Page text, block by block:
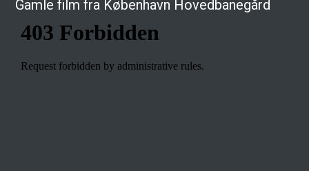
Gamle film fra København Hovedbanegård